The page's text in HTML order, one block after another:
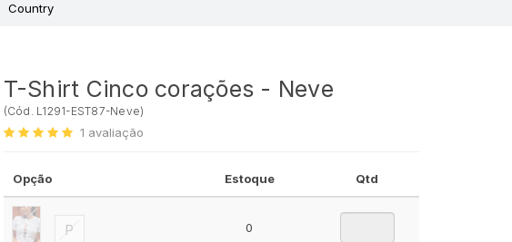
Country
T-Shirt Cinco corações - Neve
(Cód. L1291-EST87-Neve)
1 avaliação
Opção Estoque Qtd
P 0